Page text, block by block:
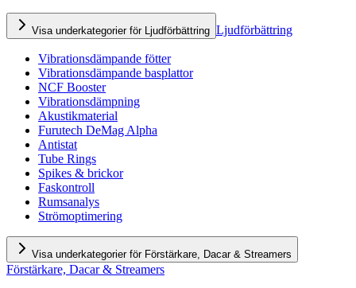
Visa underkategorier för Ljudförbättring Ljudförbättring
Vibrationsdämpande fötter
Vibrationsdämpande basplattor
NCF Booster
Vibrationsdämpning
Akustikmaterial
Furutech DeMag Alpha
Antistat
Tube Rings
Spikes & brickor
Faskontroll
Rumsanalys
Strömoptimering
Visa underkategorier för Förstärkare, Dacar & Streamers
Förstärkare, Dacar & Streamers